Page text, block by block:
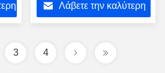
Λάβετε την καλύτερη
3 4